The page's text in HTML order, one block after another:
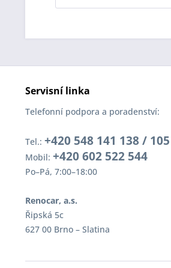
Servisní linka
Telefonní podpora a poradenství:
Tel.: +420 548 141 138 / 105
Mobil: +420 602 522 544
Po–Pá, 7:00–18:00
Renocar, a.s.
Řipská 5c
627 00 Brno – Slatina